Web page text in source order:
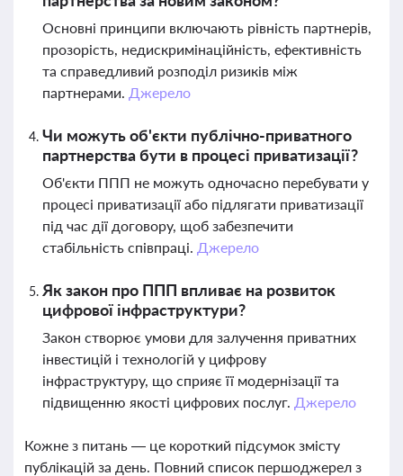
Основні принципи включають рівність партнерів,
прозорість, недискримінаційність, ефективність
та справедливий розподіл ризиків між
партнерами. Джерело
Чи можуть об'єкти публічно-приватного
партнерства бути в процесі приватизації?
Об'єкти ППП не можуть одночасно перебувати у
процесі приватизації або підлягати приватизації
під час дії договору, щоб забезпечити
стабільність співпраці. Джерело
Як закон про ППП впливає на розвиток
цифрової інфраструктури?
Закон створює умови для залучення приватних
інвестицій і технологій у цифрову
інфраструктуру, що сприяє її модернізації та
підвищенню якості цифрових послуг. Джерело
Кожне з питань — це короткий підсумок змісту
публікацій за день. Повний список першоджерел з